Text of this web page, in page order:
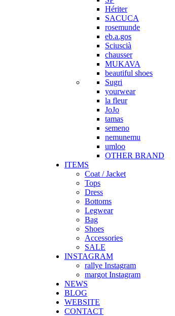
Hériter
SACUCA
rosemunde
eb.a.gos
Sciuscià
chausser
MUKAVA
beautiful shoes
Sugri
yourwear
la fleur
JoJo
tamas
semeno
nemunemu
umloo
OTHER BRAND
ITEMS
Coat / Jacket
Tops
Dress
Bottoms
Legwear
Bag
Shoes
Accessories
SALE
INSTAGRAM
rallye Instagram
margot Instagram
NEWS
BLOG
WEBSITE
CONTACT